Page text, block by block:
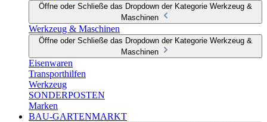
Öffne oder Schließe das Dropdown der Kategorie Werkzeug &
Maschinen
Werkzeug & Maschinen
Öffne oder Schließe das Dropdown der Kategorie Werkzeug &
Maschinen
Eisenwaren
Transporthilfen
Werkzeug
SONDERPOSTEN
Marken
BAU-GARTENMARKT